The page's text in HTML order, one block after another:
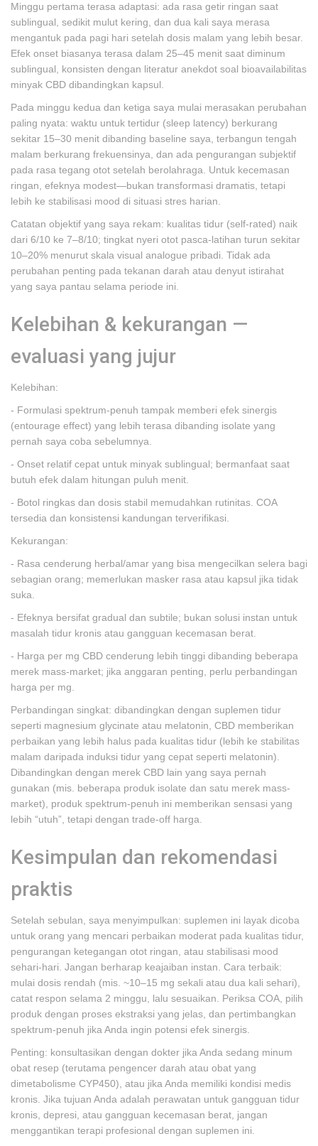
Minggu pertama terasa adaptasi: ada rasa getir ringan saat
sublingual, sedikit mulut kering, dan dua kali saya merasa
mengantuk pada pagi hari setelah dosis malam yang lebih besar.
Efek onset biasanya terasa dalam 25–45 menit saat diminum
sublingual, konsisten dengan literatur anekdot soal bioavailabilitas
minyak CBD dibandingkan kapsul.
Pada minggu kedua dan ketiga saya mulai merasakan perubahan
paling nyata: waktu untuk tertidur (sleep latency) berkurang
sekitar 15–30 menit dibanding baseline saya, terbangun tengah
malam berkurang frekuensinya, dan ada pengurangan subjektif
pada rasa tegang otot setelah berolahraga. Untuk kecemasan
ringan, efeknya modest—bukan transformasi dramatis, tetapi
lebih ke stabilisasi mood di situasi stres harian.
Catatan objektif yang saya rekam: kualitas tidur (self-rated) naik
dari 6/10 ke 7–8/10; tingkat nyeri otot pasca-latihan turun sekitar
10–20% menurut skala visual analogue pribadi. Tidak ada
perubahan penting pada tekanan darah atau denyut istirahat
yang saya pantau selama periode ini.
Kelebihan & kekurangan —
evaluasi yang jujur
Kelebihan:
- Formulasi spektrum-penuh tampak memberi efek sinergis
(entourage effect) yang lebih terasa dibanding isolate yang
pernah saya coba sebelumnya.
- Onset relatif cepat untuk minyak sublingual; bermanfaat saat
butuh efek dalam hitungan puluh menit.
- Botol ringkas dan dosis stabil memudahkan rutinitas. COA
tersedia dan konsistensi kandungan terverifikasi.
Kekurangan:
- Rasa cenderung herbal/amar yang bisa mengecilkan selera bagi
sebagian orang; memerlukan masker rasa atau kapsul jika tidak
suka.
- Efeknya bersifat gradual dan subtile; bukan solusi instan untuk
masalah tidur kronis atau gangguan kecemasan berat.
- Harga per mg CBD cenderung lebih tinggi dibanding beberapa
merek mass-market; jika anggaran penting, perlu perbandingan
harga per mg.
Perbandingan singkat: dibandingkan dengan suplemen tidur
seperti magnesium glycinate atau melatonin, CBD memberikan
perbaikan yang lebih halus pada kualitas tidur (lebih ke stabilitas
malam daripada induksi tidur yang cepat seperti melatonin).
Dibandingkan dengan merek CBD lain yang saya pernah
gunakan (mis. beberapa produk isolate dan satu merek mass-
market), produk spektrum-penuh ini memberikan sensasi yang
lebih “utuh”, tetapi dengan trade-off harga.
Kesimpulan dan rekomendasi
praktis
Setelah sebulan, saya menyimpulkan: suplemen ini layak dicoba
untuk orang yang mencari perbaikan moderat pada kualitas tidur,
pengurangan ketegangan otot ringan, atau stabilisasi mood
sehari-hari. Jangan berharap keajaiban instan. Cara terbaik:
mulai dosis rendah (mis. ~10–15 mg sekali atau dua kali sehari),
catat respon selama 2 minggu, lalu sesuaikan. Periksa COA, pilih
produk dengan proses ekstraksi yang jelas, dan pertimbangkan
spektrum-penuh jika Anda ingin potensi efek sinergis.
Penting: konsultasikan dengan dokter jika Anda sedang minum
obat resep (terutama pengencer darah atau obat yang
dimetabolisme CYP450), atau jika Anda memiliki kondisi medis
kronis. Jika tujuan Anda adalah perawatan untuk gangguan tidur
kronis, depresi, atau gangguan kecemasan berat, jangan
menggantikan terapi profesional dengan suplemen ini.